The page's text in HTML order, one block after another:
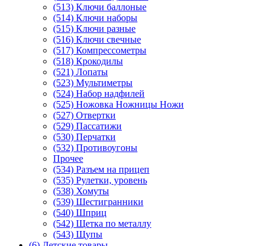
(513) Ключи баллоные
(514) Ключи наборы
(515) Ключи разные
(516) Ключи свечные
(517) Компрессометры
(518) Крокодилы
(521) Лопаты
(523) Мультиметры
(524) Набор надфилей
(525) Ножовка Ножницы Ножи
(527) Отвертки
(529) Пассатижи
(530) Перчатки
(532) Противоугоны
Прочее
(534) Разъем на прицеп
(535) Рулетки, уровень
(538) Хомуты
(539) Шестигранники
(540) Шприц
(542) Щетка по металлу
(543) Щупы